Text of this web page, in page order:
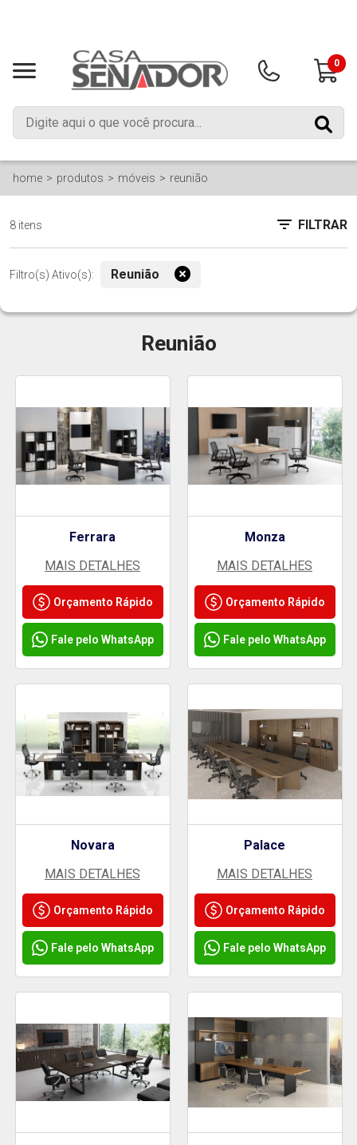
0
home produtos móveis reunião
8 itens FILTRAR
Filtro(s) Ativo(s): Reunião
Reunião
Ferrara
MAIS DETALHES
Orçamento Rápido
Fale pelo WhatsApp
Monza
MAIS DETALHES
Orçamento Rápido
Fale pelo WhatsApp
Novara
MAIS DETALHES
Orçamento Rápido
Fale pelo WhatsApp
Palace
MAIS DETALHES
Orçamento Rápido
Fale pelo WhatsApp